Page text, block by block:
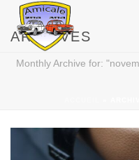
ARCHIVES
Monthly Archive for: